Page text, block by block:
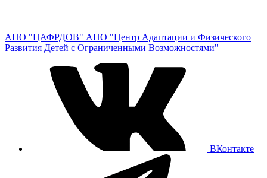
АНО "ЦАФРДОВ" АНО "Центр Адаптации и Физического
Развития Детей с Ограниченными Возможностями"
ВКонтакте